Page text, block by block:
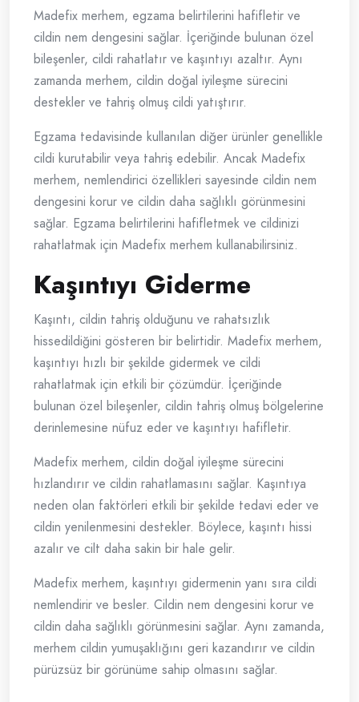
Madefix merhem, egzama belirtilerini hafifletir ve
cildin nem dengesini sağlar. İçeriğinde bulunan özel
bileşenler, cildi rahatlatır ve kaşıntıyı azaltır. Aynı
zamanda merhem, cildin doğal iyileşme sürecini
destekler ve tahriş olmuş cildi yatıştırır.
Egzama tedavisinde kullanılan diğer ürünler genellikle
cildi kurutabilir veya tahriş edebilir. Ancak Madefix
merhem, nemlendirici özellikleri sayesinde cildin nem
dengesini korur ve cildin daha sağlıklı görünmesini
sağlar. Egzama belirtilerini hafifletmek ve cildinizi
rahatlatmak için Madefix merhem kullanabilirsiniz.
Kaşıntıyı Giderme
Kaşıntı, cildin tahriş olduğunu ve rahatsızlık
hissedildiğini gösteren bir belirtidir. Madefix merhem,
kaşıntıyı hızlı bir şekilde gidermek ve cildi
rahatlatmak için etkili bir çözümdür. İçeriğinde
bulunan özel bileşenler, cildin tahriş olmuş bölgelerine
derinlemesine nüfuz eder ve kaşıntıyı hafifletir.
Madefix merhem, cildin doğal iyileşme sürecini
hızlandırır ve cildin rahatlamasını sağlar. Kaşıntıya
neden olan faktörleri etkili bir şekilde tedavi eder ve
cildin yenilenmesini destekler. Böylece, kaşıntı hissi
azalır ve cilt daha sakin bir hale gelir.
Madefix merhem, kaşıntıyı gidermenin yanı sıra cildi
nemlendirir ve besler. Cildin nem dengesini korur ve
cildin daha sağlıklı görünmesini sağlar. Aynı zamanda,
merhem cildin yumuşaklığını geri kazandırır ve cildin
pürüzsüz bir görünüme sahip olmasını sağlar.